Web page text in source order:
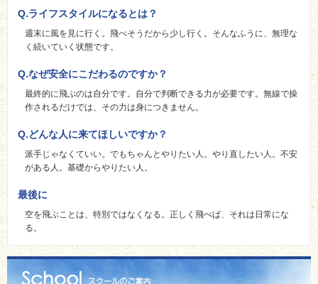
Q.ライフスタイルになるとは？
週末に風を見に行く。飛べそうだから少し行く。そんなふうに、無理な
く続いていく状態です。
Q.なぜ安全にこだわるのですか？
最終的に飛ぶのは自分です。自分で判断できる力が必要です。無線で操
作されるだけでは、その力は身につきません。
Q.どんな人に来てほしいですか？
派手じゃなくていい。でもちゃんとやりたい人。やり直したい人。不安
がある人。基礎からやりたい人。
最後に
空を飛ぶことは、特別ではなくなる。正しく飛べば、それは日常にな
る。